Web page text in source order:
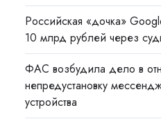
Российская «дочка»
10 млрд рублей через
ФАС возбудила дело в
непредустановку
устройства